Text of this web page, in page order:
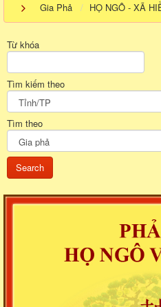
Gia Phả HỌ NGÔ - XÃ
Từ khóa
Tìm kiếm theo
Tìm theo